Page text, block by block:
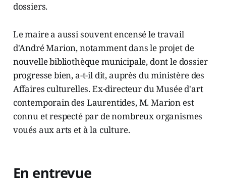
dossiers.
Le maire a aussi souvent encensé le travail
d'André Marion, notamment dans le projet de
nouvelle bibliothèque municipale, dont le dossier
progresse bien, a-t-il dit, auprès du ministère des
Affaires culturelles. Ex-directeur du Musée d'art
contemporain des Laurentides, M. Marion est
connu et respecté par de nombreux organismes
voués aux arts et à la culture.
En entrevue